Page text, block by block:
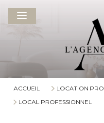
ACCUEIL LOCATION PRO
LOCAL PROFESSIONNEL